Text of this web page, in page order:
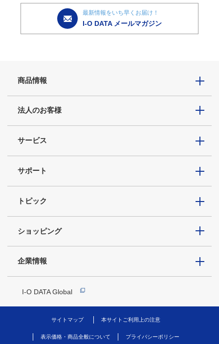
最新情報をいち早くお届け！
I-O DATA メールマガジン
商品情報
法人のお客様
サービス
サポート
トピック
ショッピング
企業情報
I-O DATA Global
サイトマップ 本サイトご利用上の注意
表示価格・商品全般について プライバシーポリシー